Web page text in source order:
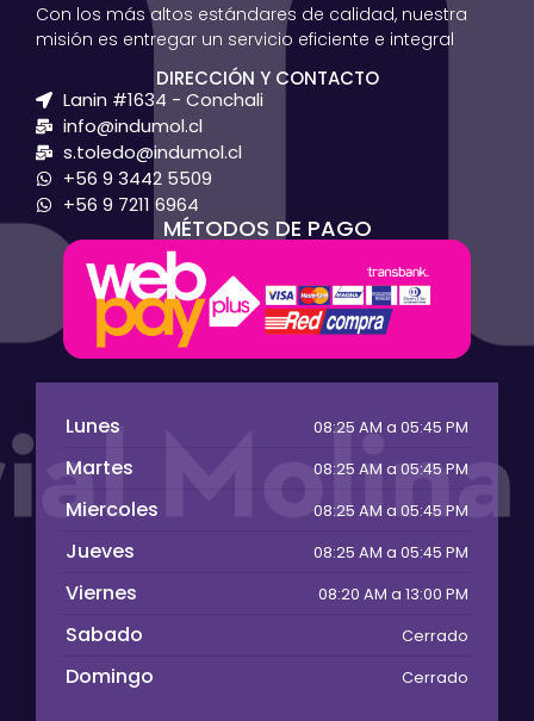
Con los más altos estándares de calidad, nuestra
misión es entregar un servicio eficiente e integral
DIRECCIÓN Y CONTACTO
Lanin #1634 - Conchali
info@indumol.cl
s.toledo@indumol.cl
+56 9 3442 5509
+56 9 7211 6964
MÉTODOS DE PAGO
Lunes 08:25 AM a 05:45 PM
Martes 08:25 AM a 05:45 PM
Miercoles 08:25 AM a 05:45 PM
Jueves 08:25 AM a 05:45 PM
Viernes 08:20 AM a 13:00 PM
Sabado Cerrado
Domingo Cerrado